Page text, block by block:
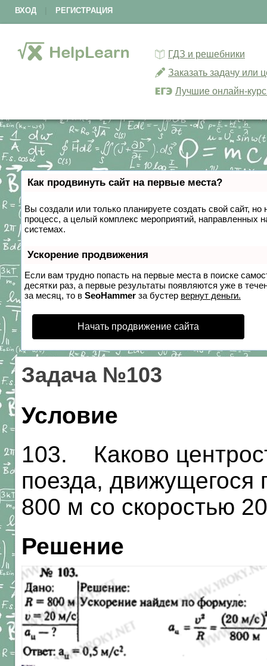
ВХОД РЕГИСТРАЦИЯ
ГДЗ и решебники
Заказать задачу или
Лучшие онлайн-
Как продвинуть сайт на первые места?
Вы создали или только планируете создать свой сайт,
процесс, а целый комплекс мероприятий, направленных
системах.
Ускорение продвижения
Если вам трудно попасть на первые места в поиске
десятки раз, а первые результаты появляются уже в
за месяц, то в SeoHammer за бустер вернут деньги.
Начать продвижение сайта
Задача №103
Условие
103. Каково
поезда, движущегося
800 м со скоростью
Решение